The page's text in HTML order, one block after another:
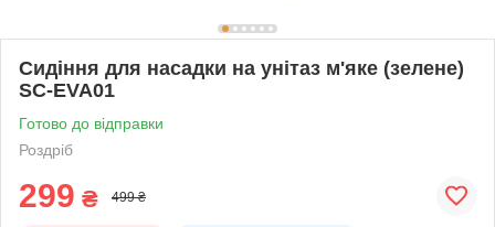
Сидіння для насадки на унітаз м'яке (зелене)
SC-EVA01
Готово до відправки
Роздріб
299 ₴ 499 ₴